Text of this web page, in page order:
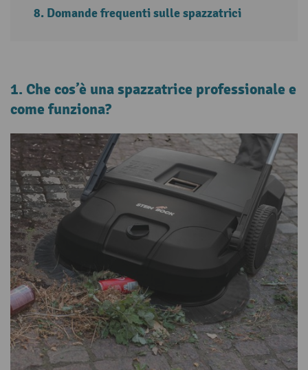
Domande frequenti sulle spazzatrici
1. Che cos’è una spazzatrice professionale e
come funziona?